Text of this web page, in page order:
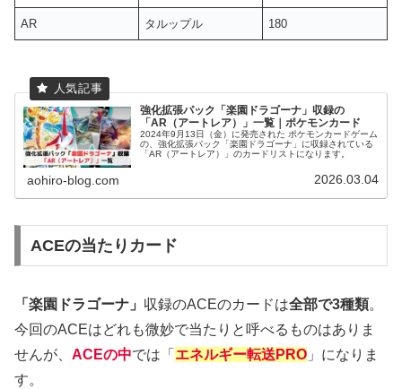
AR タルップル 180
強化拡張パック「楽園ドラゴーナ」収録の
「AR（アートレア）」一覧｜ポケモンカード
2024年9月13日（金）に発売された ポケモンカードゲーム
の、強化拡張パック「楽園ドラゴーナ」に収録されている
「AR（アートレア）」のカードリストになります。
aohiro-blog.com 2026.03.04
ACEの当たりカード
「楽園ドラゴーナ」 収録のACEのカードは全部で3種類。
今回のACEはどれも微妙で当たりと呼べるものはありま
せんが、 ACEの中では「 エネルギー転送PRO 」になりま
す。